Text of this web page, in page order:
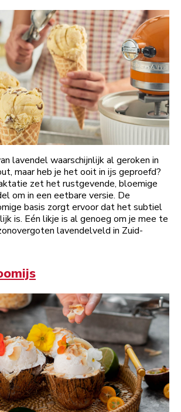
lavendel waarschijnlijk al geroken in
maar heb je het ooit in ijs geproefd?
zet het rustgevende, bloemige
om in een eetbare versie. De
basis zorgt ervoor dat het subtiel
is. Eén likje is al genoeg om je mee te
lavendelveld in Zuid-